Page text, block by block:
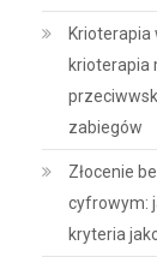
Krioterapia
krioterapia
zabiegów
Złocenie
cyfrowym:
kryteria